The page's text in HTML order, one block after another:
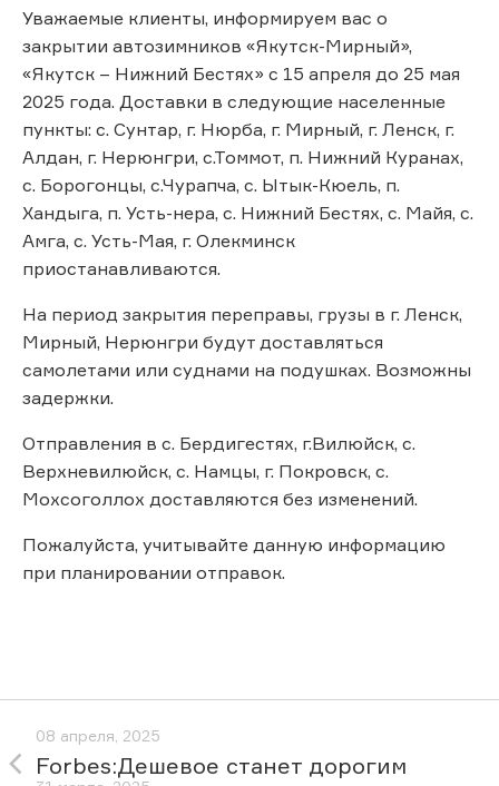
Уважаемые клиенты, информируем вас о
закрытии автозимников «Якутск-Мирный»,
«Якутск – Нижний Бестях» с 15 апреля до 25 мая
2025 года. Доставки в следующие населенные
пункты: с. Сунтар, г. Нюрба, г. Мирный, г. Ленск, г.
Алдан, г. Нерюнгри, с.Томмот, п. Нижний Куранах,
с. Борогонцы, с.Чурапча, с. Ытык-Кюель, п.
Хандыга, п. Усть-нера, с. Нижний Бестях, с. Майя, с.
Амга, с. Усть-Мая, г. Олекминск
приостанавливаются.
На период закрытия переправы, грузы в г. Ленск,
Мирный, Нерюнгри будут доставляться
самолетами или суднами на подушках. Возможны
задержки.
Отправления в с. Бердигестях, г.Вилюйск, с.
Верхневилюйск, с. Намцы, г. Покровск, с.
Мохсоголлох доставляются без изменений.
Пожалуйста, учитывайте данную информацию
при планировании отправок.
08 апреля, 2025
Forbes:Дешевое станет дорогим